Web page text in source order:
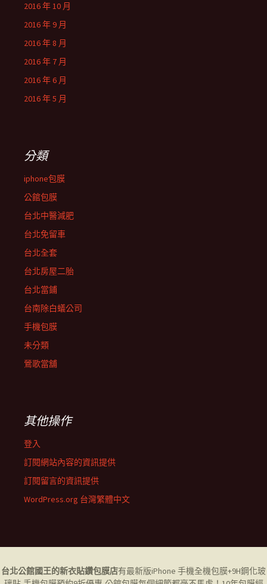
2016 年 10 月
2016 年 9 月
2016 年 8 月
2016 年 7 月
2016 年 6 月
2016 年 5 月
分類
iphone包膜
公館包膜
台北中醫減肥
台北免留車
台北全套
台北房屋二胎
台北當鋪
台南除白蟻公司
手機包膜
未分類
鶯歌當舖
其他操作
登入
訂閱網站內容的資訊提供
訂閱留言的資訊提供
WordPress.org 台灣繁體中文
台北公館國王的新衣貼鑽包膜店有最新版iPhone 手機全機包膜+9H鋼化玻